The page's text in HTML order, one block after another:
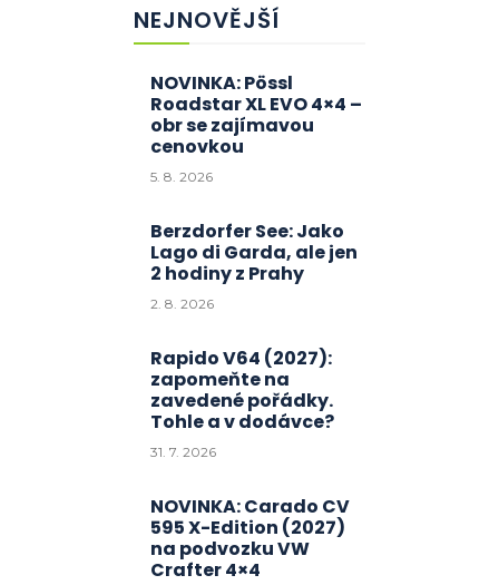
NEJNOVĚJŠÍ
NOVINKA: Pössl
Roadstar XL EVO 4×4 –
obr se zajímavou
cenovkou
5. 8. 2026
Berzdorfer See: Jako
Lago di Garda, ale jen
2 hodiny z Prahy
2. 8. 2026
Rapido V64 (2027):
zapomeňte na
zavedené pořádky.
Tohle a v dodávce?
31. 7. 2026
NOVINKA: Carado CV
595 X-Edition (2027)
na podvozku VW
Crafter 4×4